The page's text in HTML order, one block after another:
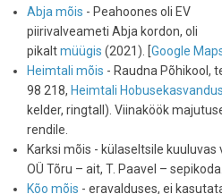
Abja mõis - Peahoones oli EV
piirivalveameti Abja kordon, oli
pikaltmüügis (2021). [Google
Heimtali mõis - Raudna Põhikool,
98 218, Heimtali Hobusekasvandus
kelder, ringtall). Viinaköök
rendile.
Karksi mõis - külaseltsile
OÜ Tõru – ait, T. Paavel – sepikoda.
Kõo mõis - eravalduses, ei